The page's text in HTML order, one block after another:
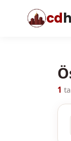
cd
1